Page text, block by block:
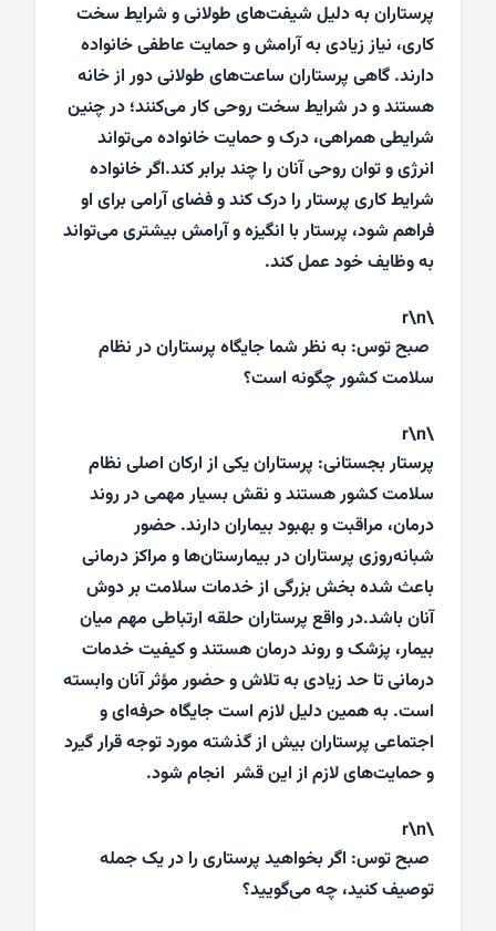
پرستاران به دلیل شیفت‌های طولانی و شرایط سخت
کاری، نیاز زیادی به آرامش و حمایت عاطفی خانواده
دارند. گاهی پرستاران ساعت‌های طولانی دور از خانه
هستند و در شرایط سخت روحی کار می‌کنند؛ در چنین
شرایطی همراهی، درک و حمایت خانواده می‌تواند
انرژی و توان روحی آنان را چند برابر کند.اگر خانواده
شرایط کاری پرستار را درک کند و فضای آرامی برای او
فراهم شود، پرستار با انگیزه و آرامش بیشتری می‌تواند
به وظایف خود عمل کند.
\r\n
صبح توس: به نظر شما جایگاه پرستاران در نظام
سلامت کشور چگونه است؟
\r\n
پرستار بجستانی: پرستاران یکی از ارکان اصلی نظام
سلامت کشور هستند و نقش بسیار مهمی در روند
درمان، مراقبت و بهبود بیماران دارند. حضور
شبانه‌روزی پرستاران در بیمارستان‌ها و مراکز درمانی
باعث شده بخش بزرگی از خدمات سلامت بر دوش
آنان باشد.در واقع پرستاران حلقه ارتباطی مهم میان
بیمار، پزشک و روند درمان هستند و کیفیت خدمات
درمانی تا حد زیادی به تلاش و حضور مؤثر آنان وابسته
است. به همین دلیل لازم است جایگاه حرفه‌ای و
اجتماعی پرستاران بیش از گذشته مورد توجه قرار گیرد
و حمایت‌های لازم از این قشر انجام شود.
\r\n
صبح توس: اگر بخواهید پرستاری را در یک جمله
توصیف کنید، چه می‌گویید؟